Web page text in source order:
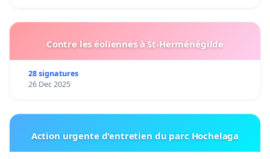
Contre les éoliennes à St-Herménégilde
28 signatures
26 Dec 2025
Action urgente d'entretien du parc Hochelaga